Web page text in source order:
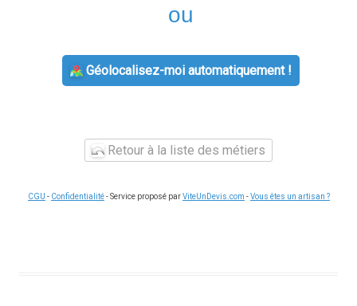
ou
Géolocalisez-moi automatiquement !
Retour à la liste des métiers
CGU - Confidentialité- Service proposé parViteUnDevis.com -Vous êtes un artisan ?